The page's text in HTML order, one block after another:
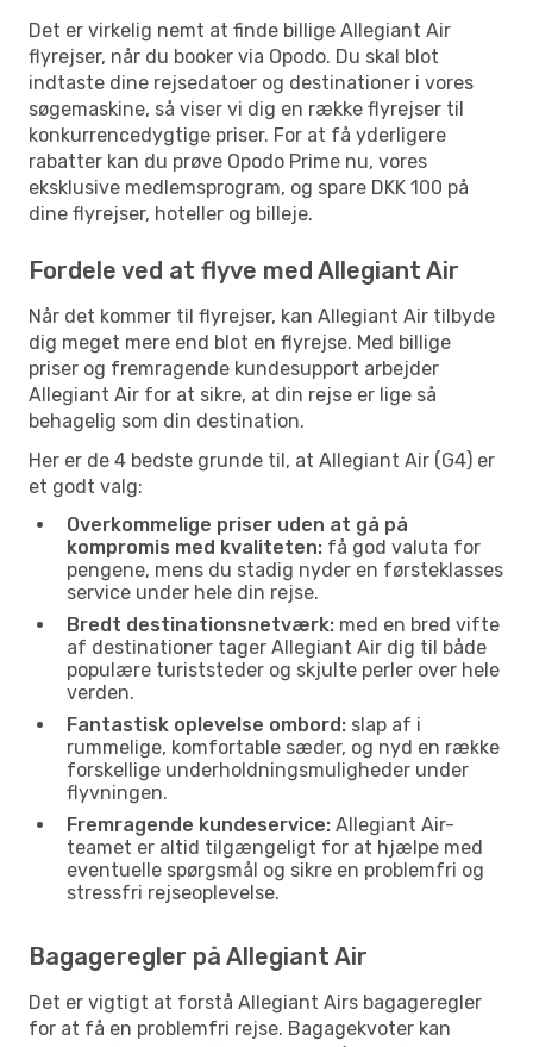
Det er virkelig nemt at finde billige Allegiant Air
flyrejser, når du booker via Opodo. Du skal blot
indtaste dine rejsedatoer og destinationer i vores
søgemaskine, så viser vi dig en række flyrejser til
konkurrencedygtige priser. For at få yderligere
rabatter kan du prøve Opodo Prime nu, vores
eksklusive medlemsprogram, og spare DKK 100 på
dine flyrejser, hoteller og billeje.
Fordele ved at flyve med Allegiant Air
Når det kommer til flyrejser, kan Allegiant Air tilbyde
dig meget mere end blot en flyrejse. Med billige
priser og fremragende kundesupport arbejder
Allegiant Air for at sikre, at din rejse er lige så
behagelig som din destination.
Her er de 4 bedste grunde til, at Allegiant Air (G4) er
et godt valg:
Overkommelige priser uden at gå på
kompromis med kvaliteten: få god valuta for
pengene, mens du stadig nyder en førsteklasses
service under hele din rejse.
Bredt destinationsnetværk: med en bred vifte
af destinationer tager Allegiant Air dig til både
populære turiststeder og skjulte perler over hele
verden.
Fantastisk oplevelse ombord: slap af i
rummelige, komfortable sæder, og nyd en række
forskellige underholdningsmuligheder under
flyvningen.
Fremragende kundeservice: Allegiant Air-
teamet er altid tilgængeligt for at hjælpe med
eventuelle spørgsmål og sikre en problemfri og
stressfri rejseoplevelse.
Bagageregler på Allegiant Air
Det er vigtigt at forstå Allegiant Airs bagageregler
for at få en problemfri rejse. Bagagekvoter kan